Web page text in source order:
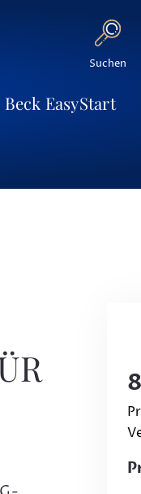
Beck EasyStart
Suchen